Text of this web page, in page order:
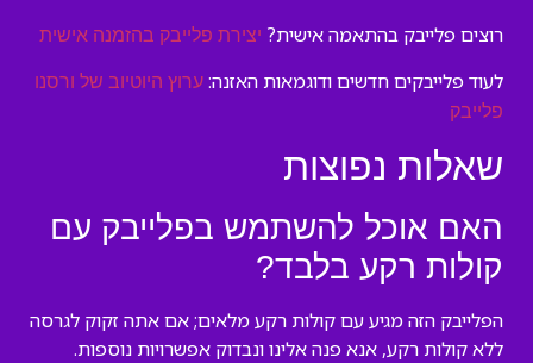
רוצים פלייבק בהתאמה אישית? יצירת פלייבק בהזמנה אישית
לעוד פלייבקים חדשים ודוגמאות האזנה: ערוץ היוטיוב של ורסנו
פלייבק
שאלות נפוצות
האם אוכל להשתמש בפלייבק עם
קולות רקע בלבד?
הפלייבק הזה מגיע עם קולות רקע מלאים; אם אתה זקוק לגרסה
ללא קולות רקע, אנא פנה אלינו ונבדוק אפשרויות נוספות.